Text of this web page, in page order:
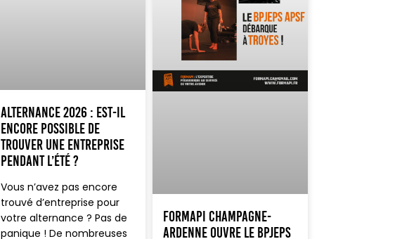
Alternance 2026 : est-il
encore possible de
trouver une entreprise
pendant l’été ?
Vous n’avez pas encore
trouvé d’entreprise pour
votre alternance ? Pas de
panique ! De nombreuses
FORMAPI Champagne-
Ardenne ouvre le BPJEPS